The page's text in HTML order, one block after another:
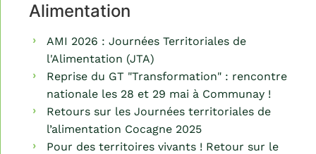
Alimentation
AMI 2026 : Journées Territoriales de
l'Alimentation (JTA)
Reprise du GT "Transformation" : rencontre
nationale les 28 et 29 mai à Communay !
Retours sur les Journées territoriales de
l’alimentation Cocagne 2025
Pour des territoires vivants ! Retour sur le